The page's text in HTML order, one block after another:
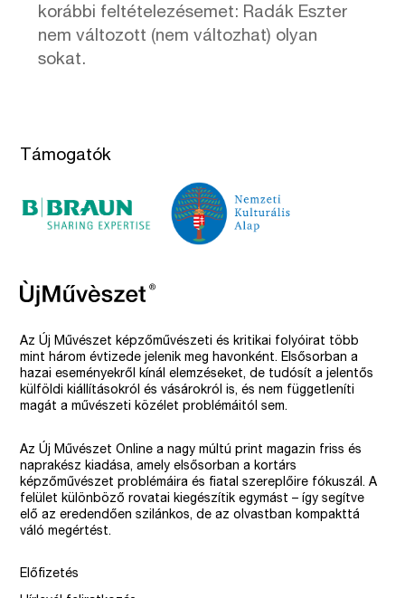
korábbi feltételezésemet: Radák Eszter
nem változott (nem változhat) olyan
sokat.
Támogatók
Az Új Művészet képzőművészeti és kritikai folyóirat több
mint három évtizede jelenik meg havonként. Elsősorban a
hazai eseményekről kínál elemzéseket, de tudósít a jelentős
külföldi kiállításokról és vásárokról is, és nem függetleníti
magát a művészeti közélet problémáitól sem.
Az Új Művészet Online a nagy múltú print magazin friss és
naprakész kiadása, amely elsősorban a kortárs
képzőművészet problémáira és fiatal szereplőire fókuszál. A
felület különböző rovatai kiegészítik egymást – így segítve
elő az eredendően szilánkos, de az olvastban kompakttá
váló megértést.
Előfizetés